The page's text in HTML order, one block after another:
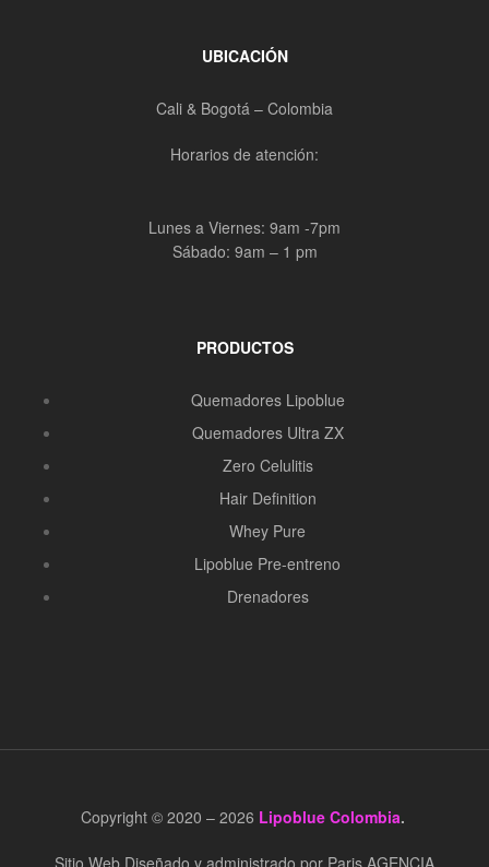
UBICACIÓN
Cali & Bogotá – Colombia
Horarios de atención:
Lunes a Viernes: 9am -7pm
Sábado: 9am – 1 pm
PRODUCTOS
Quemadores Lipoblue
Quemadores Ultra ZX
Zero Celulitis
Hair Definition
Whey Pure
Lipoblue Pre-entreno
Drenadores
Copyright © 2020 – 2026 Lipoblue Colombia.